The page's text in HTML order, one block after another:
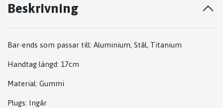
Beskrivning
Bar-ends som passar till: Aluminium, Stål, Titanium
Handtag längd: 17cm
Material: Gummi
Plugs: Ingår